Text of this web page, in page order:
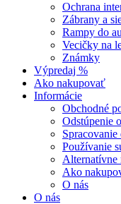
Ochrana
Zábrany a
Rampy do
Vecičky na
Známky
Výpredaj %
Ako nakupovať
Informácie
Obchodné
Odstúpenie
Používanie
Alternatívne
Ako
O nás
O nás